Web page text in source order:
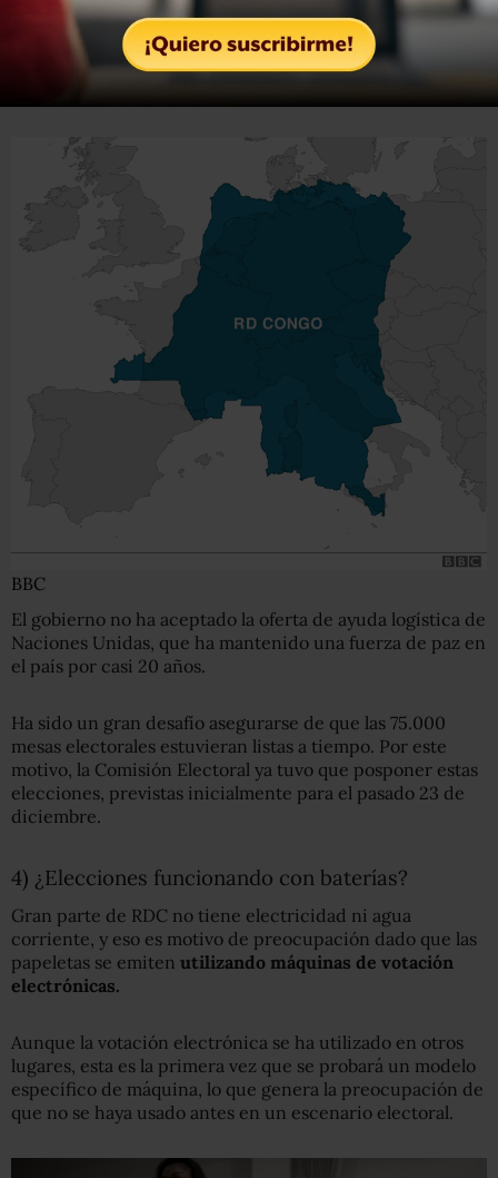
La única "autopista" que recorre elpaís es el río Congo,
y no hay carreteras principales que unan el oeste con el
BBC
El gobierno no ha aceptado la oferta de ayuda logística de
Naciones Unidas, que ha mantenido una fuerza de paz en
el país por casi 20 años.
Ha sido un gran desafío asegurarse de que las 75.000
mesas electorales estuvieran listas a tiempo. Por este
motivo, la Comisión Electoral ya tuvo que posponer estas
elecciones, previstas inicialmente para el pasado 23 de
diciembre.
4) ¿Elecciones funcionando con baterías?
Gran parte de RDC no tiene electricidad ni agua
corriente, y eso es motivo de preocupación dado que las
papeletas se emiten utilizando máquinas de votación
electrónicas.
Aunque la votación electrónica se ha utilizado en otros
lugares, esta es la primera vez que se probará un modelo
específico de máquina, lo que genera la preocupación de
que no se haya usado antes en un escenario electoral.